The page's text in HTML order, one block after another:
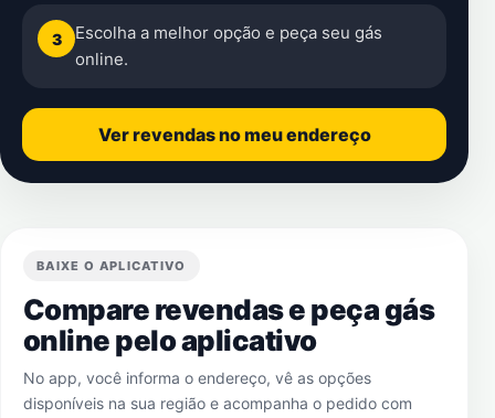
3
Escolha a melhor opção e peça seu gás
online.
Ver revendas no meu endereço
BAIXE O APLICATIVO
Compare revendas e peça gás
online pelo aplicativo
No app, você informa o endereço, vê as opções
disponíveis na sua região e acompanha o pedido com